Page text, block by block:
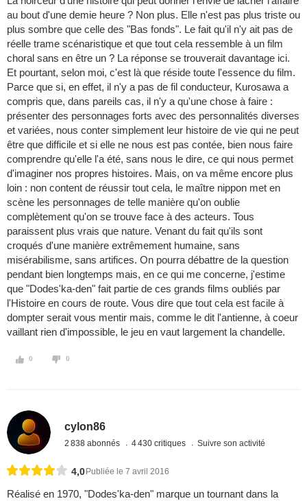
au bout d'une demie heure ? Non plus. Elle n'est pas plus triste ou
plus sombre que celle des "Bas fonds". Le fait qu'il n'y ait pas de
réelle trame scénaristique et que tout cela ressemble à un film
choral sans en être un ? La réponse se trouverait davantage ici.
Et pourtant, selon moi, c'est là que réside toute l'essence du film.
Parce que si, en effet, il n'y a pas de fil conducteur, Kurosawa a
compris que, dans pareils cas, il n'y a qu'une chose à faire :
présenter des personnages forts avec des personnalités diverses
et variées, nous conter simplement leur histoire de vie qui ne peut
être que difficile et si elle ne nous est pas contée, bien nous faire
comprendre qu'elle l'a été, sans nous le dire, ce qui nous permet
d'imaginer nos propres histoires. Mais, on va même encore plus
loin : non content de réussir tout cela, le maître nippon met en
scène les personnages de telle manière qu'on oublie
complètement qu'on se trouve face à des acteurs. Tous
paraissent plus vrais que nature. Venant du fait qu'ils sont
croqués d'une manière extrêmement humaine, sans
misérabilisme, sans artifices. On pourra débattre de la question
pendant bien longtemps mais, en ce qui me concerne, j'estime
que "Dodes'ka-den" fait partie de ces grands films oubliés par
l'Histoire en cours de route. Vous dire que tout cela est facile à
dompter serait vous mentir mais, comme le dit l'antienne, à coeur
vaillant rien d'impossible, le jeu en vaut largement la chandelle.
0 0
cylon86
2 838 abonnés 4 430 critiques Suivre son activité
4,0 Publiée le 7 avril 2016
Réalisé en 1970, "Dodes'ka-den" marque un tournant dans la